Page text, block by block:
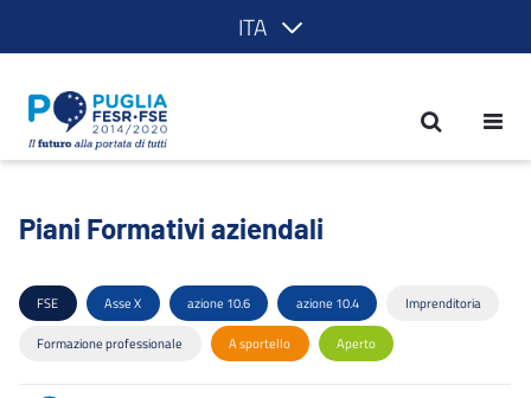
ITA
Piani Formativi aziendali - POR Puglia
Piani Formativi aziendali
FSE Asse X azione 10.6 azione 10.4 Imprenditoria
Formazione professionale A sportello Aperto